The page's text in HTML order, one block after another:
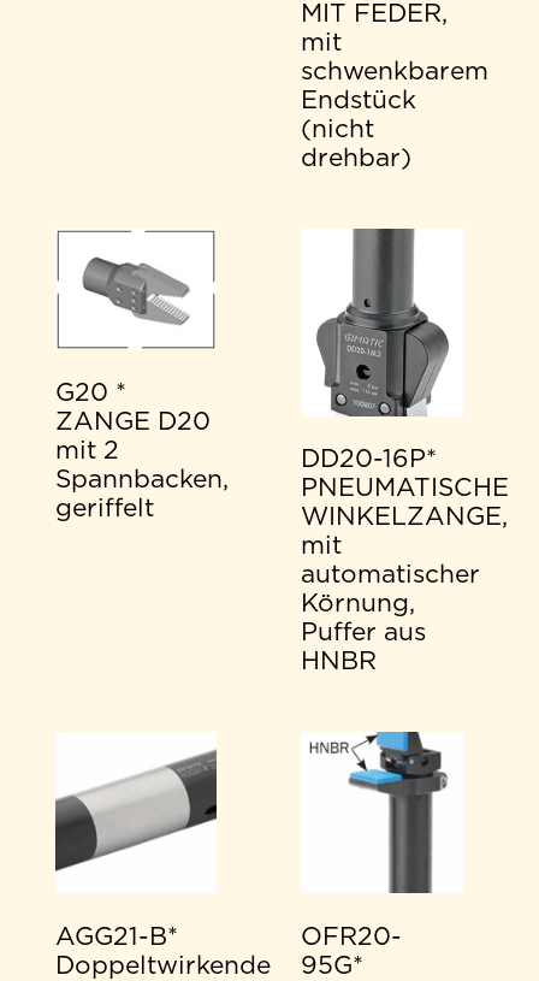
MIT FEDER,
mit
schwenkbarem
Endstück
(nicht
drehbar)
G20 *
ZANGE D20
mit 2
Spannbacken,
geriffelt
DD20-16P*
PNEUMATISCHE
WINKELZANGE,
mit
automatischer
Körnung,
Puffer aus
HNBR
AGG21-B*
Doppeltwirkende
OFR20-
95G*